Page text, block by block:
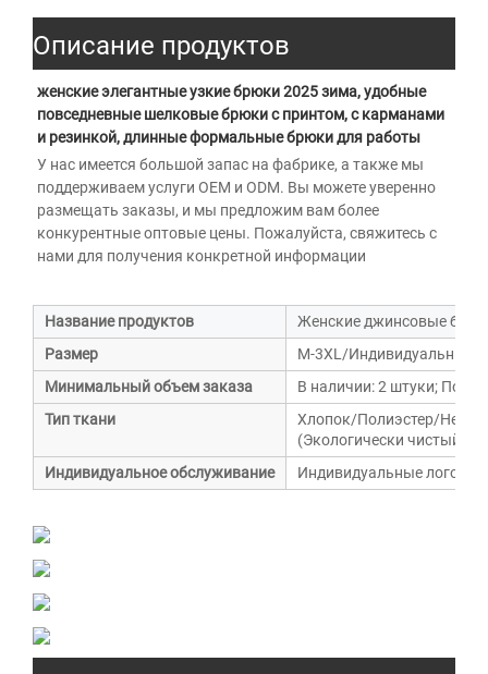
Описание продуктов
женские элегантные узкие брюки 2025 зима, удобные
повседневные шелковые брюки с принтом, с карманами
и резинкой, длинные формальные брюки для работы
У нас имеется большой запас на фабрике, а также мы
поддерживаем услуги OEM и ODM. Вы можете уверенно
размещать заказы, и мы предложим вам более
конкурентные оптовые цены. Пожалуйста, свяжитесь с
нами для получения конкретной информации
Название продуктов
Женские джинсовые
Размер
M-3XL/Индивидуальный
Минимальный объем заказа
В наличии: 2 штуки; Под
Тип ткани
Хлопок/Полиэстер/
(Экологически чистый,
Индивидуальное обслуживание
Индивидуальные